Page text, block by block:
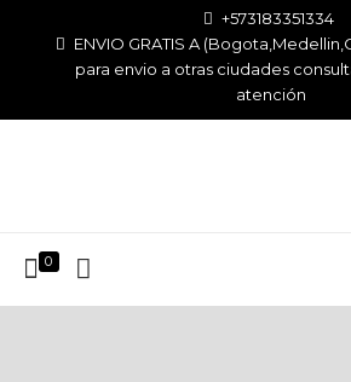
+573183351334
ENVIO GRATIS A
para envio a otras ciudades
atención
0